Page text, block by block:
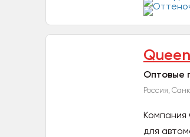
Оптовые
Россия,
Компания
для